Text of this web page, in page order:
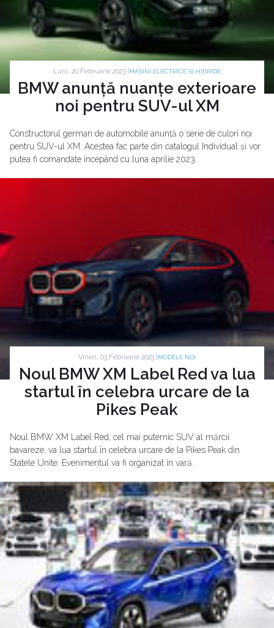
Luni, 20 Februarie 2023 | MASINI ELECTRICE SI HIBRIDE
BMW anunță nuanțe exterioare
noi pentru SUV-ul XM
Constructorul german de automobile anunță o serie de culori noi
pentru SUV-ul XM. Acestea fac parte din catalogul Individual și vor
putea fi comandate începând cu luna aprilie 2023.
Vineri, 03 Februarie 2023 | MODELE NOI
Noul BMW XM Label Red va lua
startul în celebra urcare de la
Pikes Peak
Noul BMW XM Label Red, cel mai puternic SUV al mărcii
bavareze, va lua startul în celebra urcare de la Pikes Peak din
Statele Unite. Evenimentul va fi organizat în vară.